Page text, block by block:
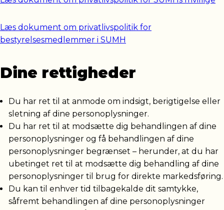
Læs dokument om privatlivspolitik for
bestyrelsesmedlemmer i SUMH
Dine rettigheder
Du har ret til at anmode om indsigt, berigtigelse eller
sletning af dine personoplysninger.
Du har ret til at modsætte dig behandlingen af dine
personoplysninger og få behandlingen af dine
personoplysninger begrænset – herunder, at du har
ubetinget ret til at modsætte dig behandling af dine
personoplysninger til brug for direkte markedsføring.
Du kan til enhver tid tilbagekalde dit samtykke,
såfremt behandlingen af dine personoplysninger